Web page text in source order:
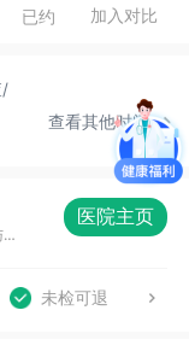
加入对比
已约
/
查看其他时间
河北省邢台市新华北路与转运街交叉口西南角（邢州大酒店南行50米路西）
医院主页
未检可退